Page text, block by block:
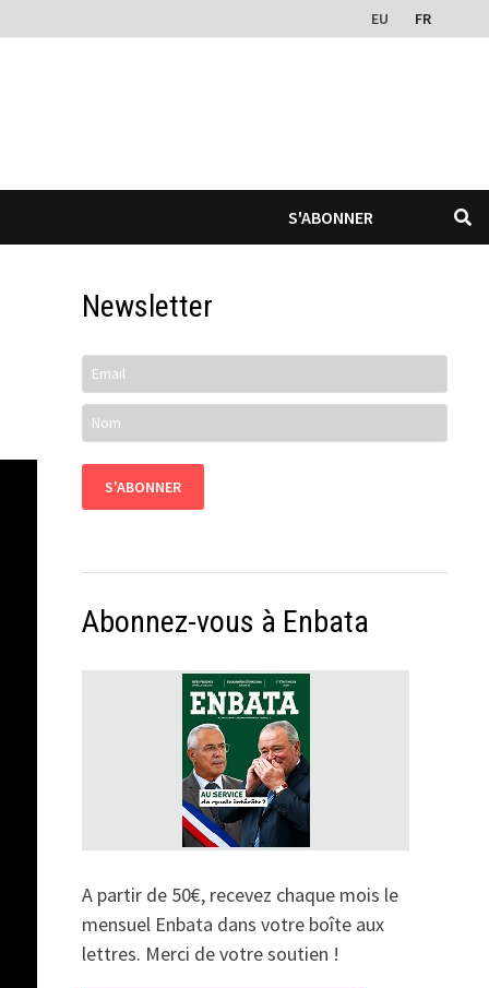
EU FR
S'ABONNER
Newsletter
Abonnez-vous à Enbata
A partir de 50€, recevez chaque mois le
mensuel Enbata dans votre boîte aux
lettres. Merci de votre soutien !